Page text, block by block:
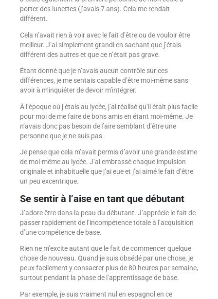
porter des lunettes (j’avais 7 ans). Cela me rendait
différent.
Cela n’avait rien à voir avec le fait d’être ou de vouloir être
meilleur. J’ai simplement grandi en sachant que j’étais
différent des autres et que ce n’était pas grave.
Étant donné que je n’avais aucun contrôle sur ces
différences, je me sentais capable d’être moi-même sans
avoir à m’inquiéter de devoir m’intégrer.
À l’époque où j’étais au lycée, j’ai réalisé qu’il était plus facile
pour moi de me faire de bons amis en étant moi-même. Je
n’avais donc pas besoin de faire semblant d’être une
personne que je ne suis pas.
Je pense que cela m’avait permis d’avoir une grande estime
de moi-même au lycée. J’ai embrassé chaque impulsion
originale et inhabituelle que j’ai eue et j’ai aimé le fait d’être
un peu excentrique.
Se sentir à l’aise en tant que débutant
J’adore être dans la peau du débutant. J’apprécie le fait de
passer rapidement de l’incompétence totale à l’acquisition
d’une compétence de base.
Rien ne m’excite autant que le fait de commencer quelque
chose de nouveau. Quand je suis obsédé par une chose, je
peux facilement y consacrer plus de 80 heures par semaine,
surtout pendant la phase de l’apprentissage de base.
Par exemple, je suis vraiment nul en espagnol en ce